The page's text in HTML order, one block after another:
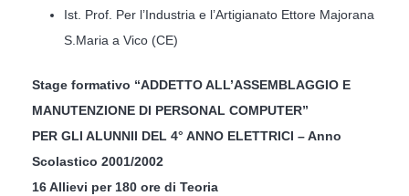
Ist. Prof. Per l’Industria e l’Artigianato Ettore Majorana
S.Maria a Vico (CE)
Stage formativo “ADDETTO ALL’ASSEMBLAGGIO E
MANUTENZIONE DI PERSONAL COMPUTER”
PER GLI ALUNNII DEL 4° ANNO ELETTRICI – Anno
Scolastico 2001/2002
16 Allievi per 180 ore di Teoria